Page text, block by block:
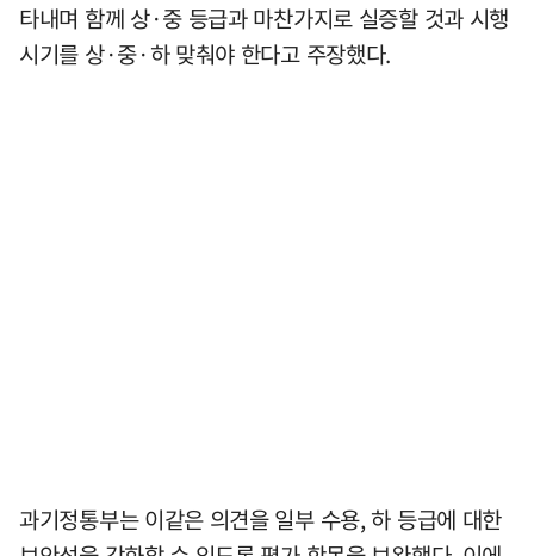
타내며 함께 상·중 등급과 마찬가지로 실증할 것과 시행
시기를 상·중·하 맞춰야 한다고 주장했다.
과기정통부는 이같은 의견을 일부 수용, 하 등급에 대한